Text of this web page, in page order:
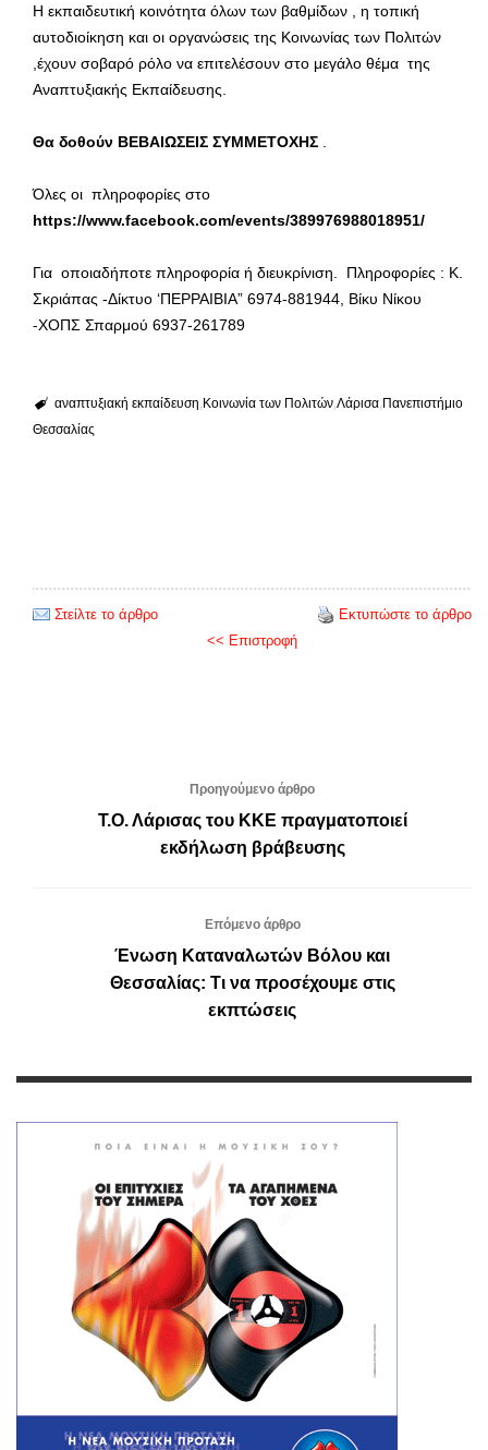
Η εκπαιδευτική κοινότητα όλων των βαθμίδων , η τοπική
αυτοδιοίκηση και οι οργανώσεις της Κοινωνίας των Πολιτών
,έχουν σοβαρό ρόλο να επιτελέσουν στο μεγάλο θέμα της
Αναπτυξιακής Εκπαίδευσης.
Θα δοθούν ΒΕΒΑΙΩΣΕΙΣ ΣΥΜΜΕΤΟΧΗΣ
Όλες οι πληροφορίες στο
https://www.facebook.com/events/389976988018951/
Για οποιαδήποτε πληροφορία ή διευκρίνιση. Πληροφορίες : K.
Σκριάπας -Δίκτυο ‘ΠΕΡΡΑΙΒΙΑ” 6974-881944, Βίκυ Νίκου
-ΧΟΠΣ Σπαρμού 6937-261789
αναπτυξιακή εκπαίδευση Κοινωνία των Πολιτών Λάρισα Πανεπιστήμιο
Θεσσαλίας
Στείλτε το άρθρο
Εκτυπώστε το άρθρο
<< Επιστροφή
Προηγούμενο άρθρο
Τ.Ο. Λάρισας του ΚΚΕ πραγματοποιεί
εκδήλωση βράβευσης
Επόμενο άρθρο
Ένωση Καταναλωτών Βόλου και
Θεσσαλίας: Τι να προσέχουμε στις
εκπτώσεις